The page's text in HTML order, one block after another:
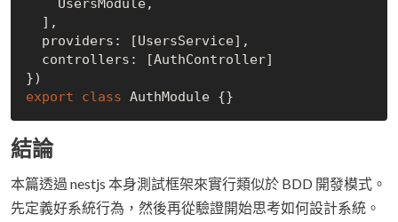
export
class
結論
本篇透過 nestjs 本身測試框架來實行類似於 BDD 開發模式。
先定義好系統行為，然後再從驗證開始思考如何設計系統。